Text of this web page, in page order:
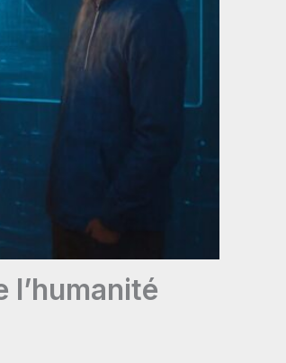
l’humanité